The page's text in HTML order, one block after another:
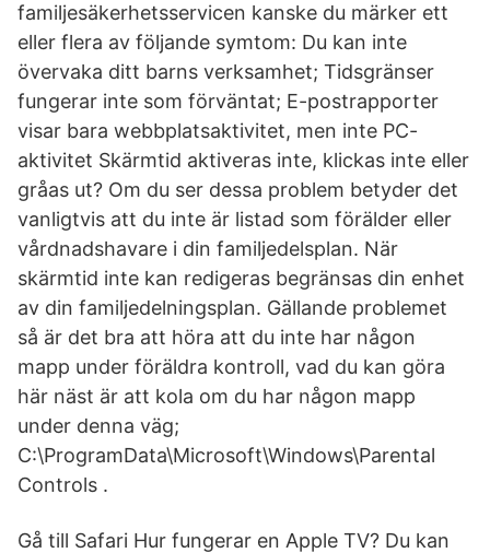
familjesäkerhetsservicen kanske du märker ett
eller flera av följande symtom: Du kan inte
övervaka ditt barns verksamhet; Tidsgränser
fungerar inte som förväntat; E-postrapporter
visar bara webbplatsaktivitet, men inte PC-
aktivitet Skärmtid aktiveras inte, klickas inte eller
gråas ut? Om du ser dessa problem betyder det
vanligtvis att du inte är listad som förälder eller
vårdnadshavare i din familjedelsplan. När
skärmtid inte kan redigeras begränsas din enhet
av din familjedelningsplan. Gällande problemet
så är det bra att höra att du inte har någon
mapp under föräldra kontroll, vad du kan göra
här näst är att kola om du har någon mapp
under denna väg;
C:\ProgramData\Microsoft\Windows\Parental
Controls .
Gå till Safari Hur fungerar en Apple TV? Du kan